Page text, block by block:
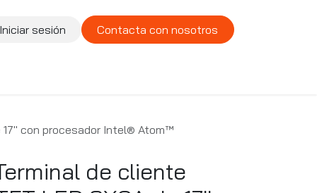
Iniciar sesión Contacta con nosotros
17'' con procesador Intel® Atom™
de cliente